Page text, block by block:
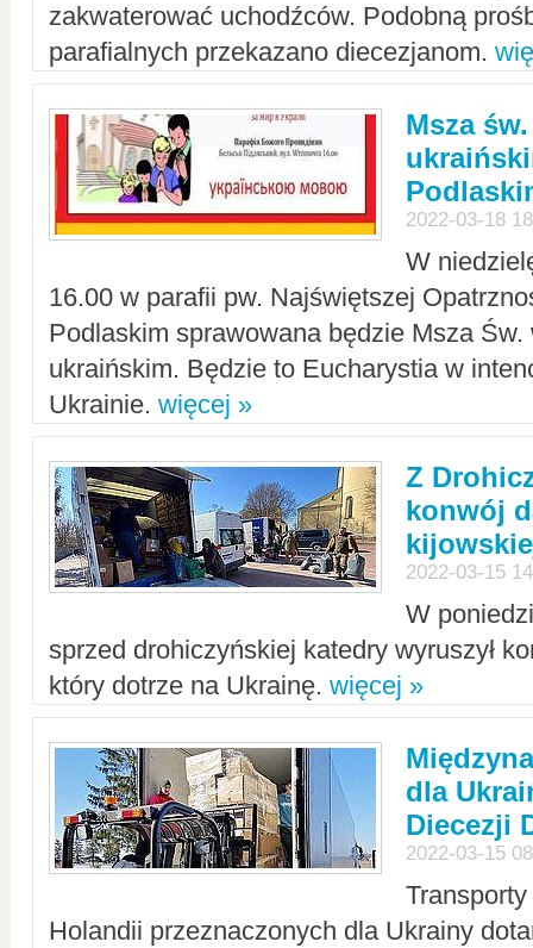
zakwaterować uchodźców. Podobną
parafialnych przekazano diecezjanom.
Msza
2022-03-18
W
16.00 w parafii pw. Najświętszej
Podlaskim sprawowana będzie Msza Św.
ukraińskim. Będzie to Eucharystia w
Ukrainie. więcej »
Z
konwój
2022-03-15
W
sprzed drohiczyńskiej katedry wyruszył
który dotrze na Ukrainę. więcej »
dla
Diecezji
2022-03-15
Holandii przeznaczonych dla Ukrainy